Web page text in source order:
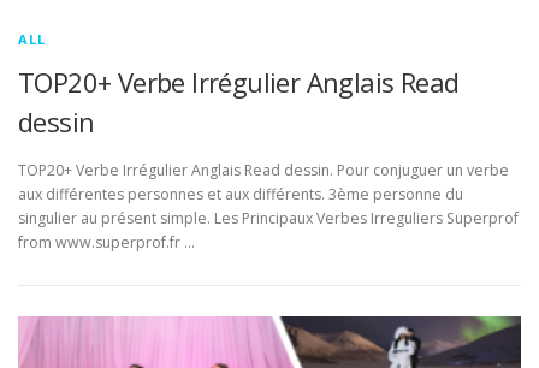
ALL
TOP20+ Verbe Irrégulier Anglais Read
dessin
TOP20+ Verbe Irrégulier Anglais Read dessin. Pour conjuguer un verbe
aux différentes personnes et aux différents. 3ème personne du
singulier au présent simple. Les Principaux Verbes Irreguliers Superprof
from www.superprof.fr …